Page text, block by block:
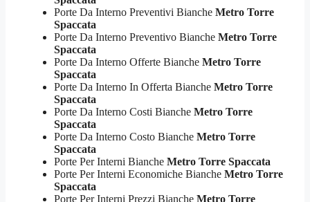
Porte Da Interno Preventivi Bianche Metro Torre
Spaccata
Porte Da Interno Preventivo Bianche Metro Torre
Spaccata
Porte Da Interno Offerte Bianche Metro Torre
Spaccata
Porte Da Interno In Offerta Bianche Metro Torre
Spaccata
Porte Da Interno Costi Bianche Metro Torre
Spaccata
Porte Da Interno Costo Bianche Metro Torre
Spaccata
Porte Per Interni Bianche Metro Torre Spaccata
Porte Per Interni Economiche Bianche Metro Torre
Spaccata
Porte Per Interni Prezzi Bianche Metro Torre